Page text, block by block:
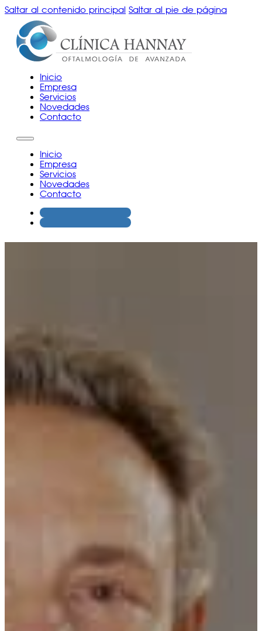
Saltar al contenido principal Saltar al pie de página
Inicio
Empresa
Servicios
Novedades
Contacto
Inicio
Empresa
Servicios
Novedades
Contacto